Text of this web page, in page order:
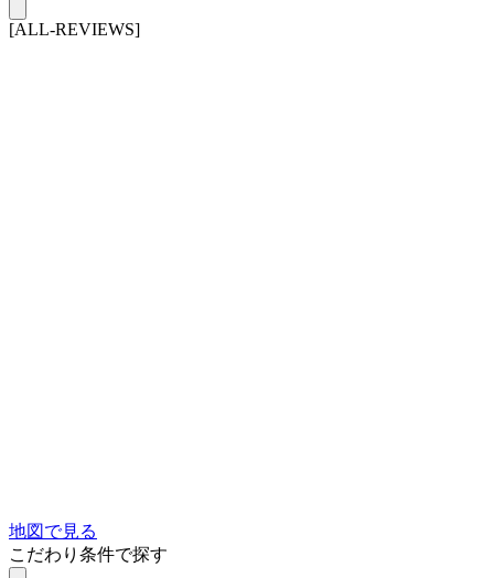
[ALL-REVIEWS]
地図で見る
こだわり条件で探す